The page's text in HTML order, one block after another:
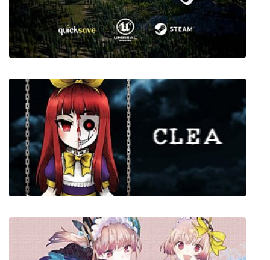
Soul Valley